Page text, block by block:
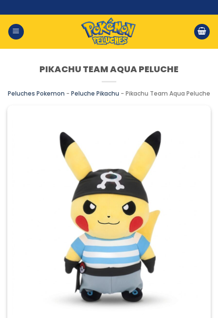
al
contenido
PIKACHU TEAM AQUA PELUCHE
Peluches Pokemon - Peluche Pikachu - Pikachu Team Aqua Peluche